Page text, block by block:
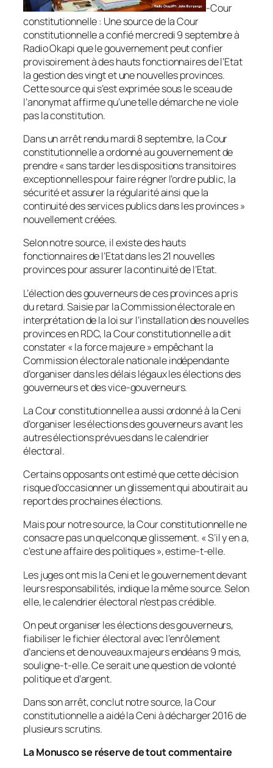
-Cour
constitutionnelle : Une source de la Cour
constitutionnelle a confié mercredi 9 septembre à
Radio Okapi que le gouvernement peut confier
provisoirement à des hauts fonctionnaires de l’Etat
la gestion des vingt et une nouvelles provinces.
Cette source qui s’est exprimée sous le sceau de
l’anonymat affirme qu’une telle démarche ne viole
pas la constitution.
Dans un arrêt rendu mardi 8 septembre, la Cour
constitutionnelle a ordonné au gouvernement de
prendre« sans tarder les dispositions transitoires
exceptionnelles pour faire régner l’ordre public, la
sécurité et assurer la régularité ainsi que la
continuité des services publics dans les provinces »
nouvellement créées.
Selon notre source, il existe des hauts
fonctionnaires de l’Etat dans les 21 nouvelles
provinces pour assurer la continuité de l’Etat.
L’élection des gouverneurs de ces provinces a pris
du retard. Saisie par la Commission électorale en
interprétation de la loi sur l’installation des nouvelles
provinces en RDC, la Cour constitutionnelle a dit
constater « la force majeure » empêchant la
Commission électorale nationale indépendante
d’organiser dans les délais légaux les élections des
gouverneurs et des vice-gouverneurs.
La Cour constitutionnelle a aussi ordonné à la Ceni
d’organiser les élections des gouverneurs avant les
autres élections prévues dans le calendrier
électoral.
Certains opposants ont estimé que cette décision
risque d’occasionner un glissement qui aboutirait au
report des prochaines élections.
Mais pour notre source, la Cour constitutionnelle ne
consacre pas un quelconque glissement. « S’il y en a,
c’est une affaire des politiques », estime-t-elle.
Les juges ont mis la Ceni et le gouvernement devant
leurs responsabilités, indique la même source. Selon
elle, le calendrier électoral n’est pas crédible.
On peut organiser les élections des gouverneurs,
fiabiliser le fichier électoral avec l’enrôlement
d’anciens et de nouveaux majeurs endéans 9 mois,
souligne-t-elle. Ce serait une question de volonté
politique et d’argent.
Dans son arrêt, conclut notre source, la Cour
constitutionnelle a aidé la Ceni à décharger 2016 de
plusieurs scrutins.
La Monusco se réserve de tout commentaire